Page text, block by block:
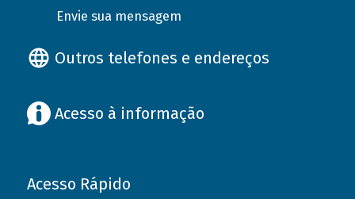
Envie sua mensagem
Outros telefones e endereços
Acesso à informação
Acesso Rápido